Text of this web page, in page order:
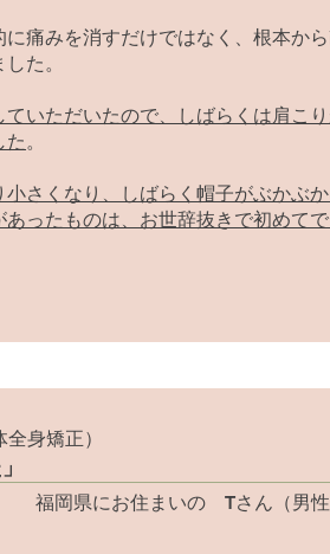
痛みを消すだけではなく、根本か
た。
ていただいたので、しばらくは肩こ
た。
さくなり、しばらく帽子がぶかぶ
ったものは、お世辞抜きで初めて
身矯正）
福岡県にお住まいの Tさん（男